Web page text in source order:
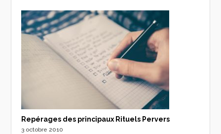
Repérages des principaux Rituels Pervers
3 octobre 2010